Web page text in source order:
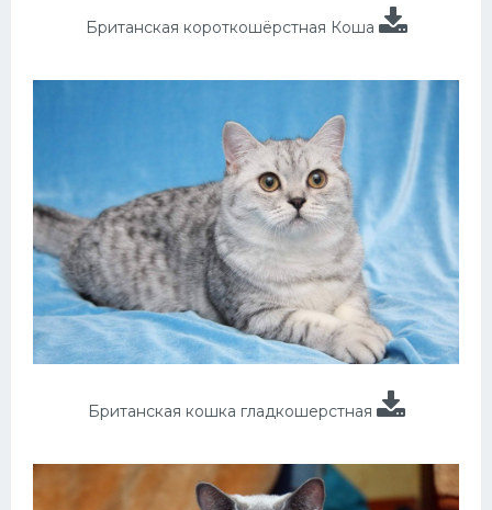
Британская короткошёрстная Коша
Британская кошка гладкошерстная